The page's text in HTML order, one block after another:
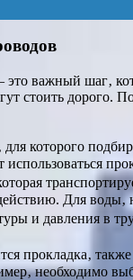
важный шаг‚
стоить
которого
Для
и давления в
прокладка‚
необходимо